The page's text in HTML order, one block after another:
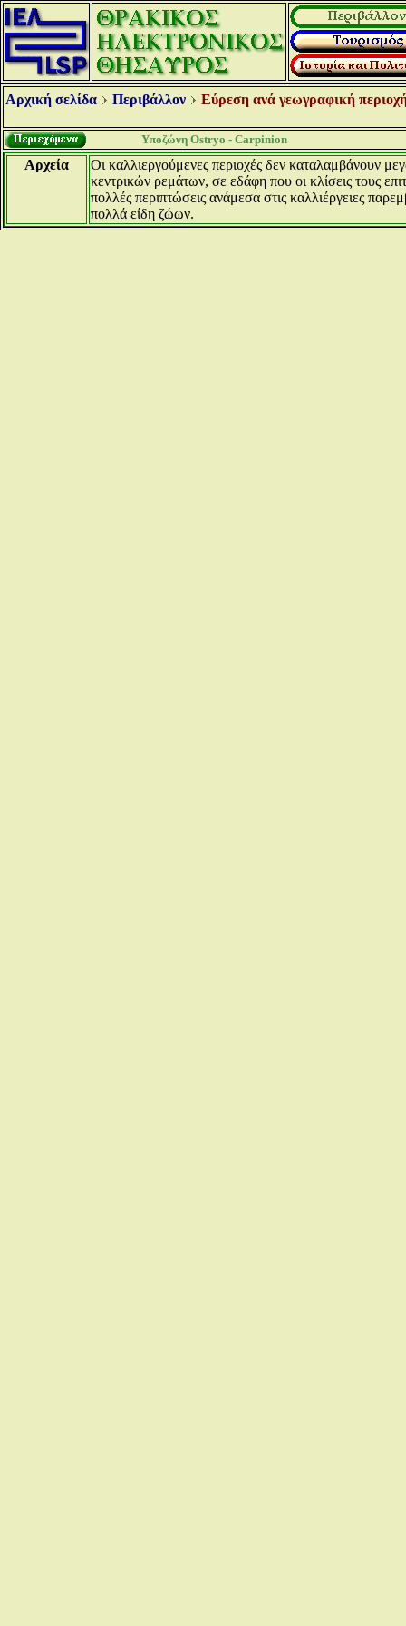
Αρχική σελίδα Περιβάλλον Εύρεση ανά γεωγραφική
Υποζώνη Ostryo - Carpinion
Αρχεία
Οι καλλιεργούμενες περιοχές δεν καταλαμβάνουν
κεντρικών ρεμάτων, σε εδάφη που οι κλίσεις τους
πολλές περιπτώσεις ανάμεσα στις καλλιέργειες
πολλά είδη ζώων.